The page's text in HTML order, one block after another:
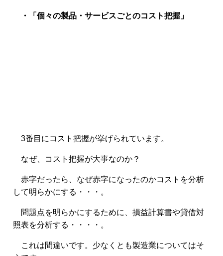
・「個々の製品・サービスごとのコスト把握」
3番目にコスト把握が挙げられています。
なぜ、コスト把握が大事なのか？
赤字だったら、なぜ赤字になったのかコストを分析
して明らかにする・・・。
問題点を明らかにするために、損益計算書や貸借対
照表を分析する・・・・。
これは間違いです。少なくとも製造業についてはそ